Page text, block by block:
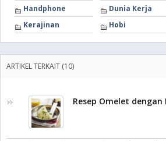
Handphone
Dunia Kerja
Kerajinan
Hobi
ARTIKEL TERKAIT (10)
Resep Omelet